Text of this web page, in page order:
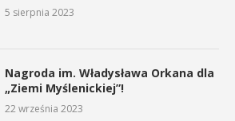
5 sierpnia 2023
Nagroda im. Władysława Orkana dla
„Ziemi Myślenickiej”!
22 września 2023